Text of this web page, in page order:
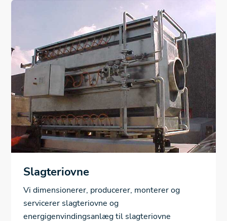
Slagteriovne
Vi dimensionerer, producerer, monterer og
servicerer slagteriovne og
energigenvindingsanlæg til slagteriovne